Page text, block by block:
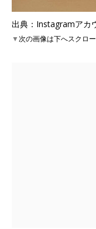
出典：Instagramアカ
▼次の画像は下へスクロ